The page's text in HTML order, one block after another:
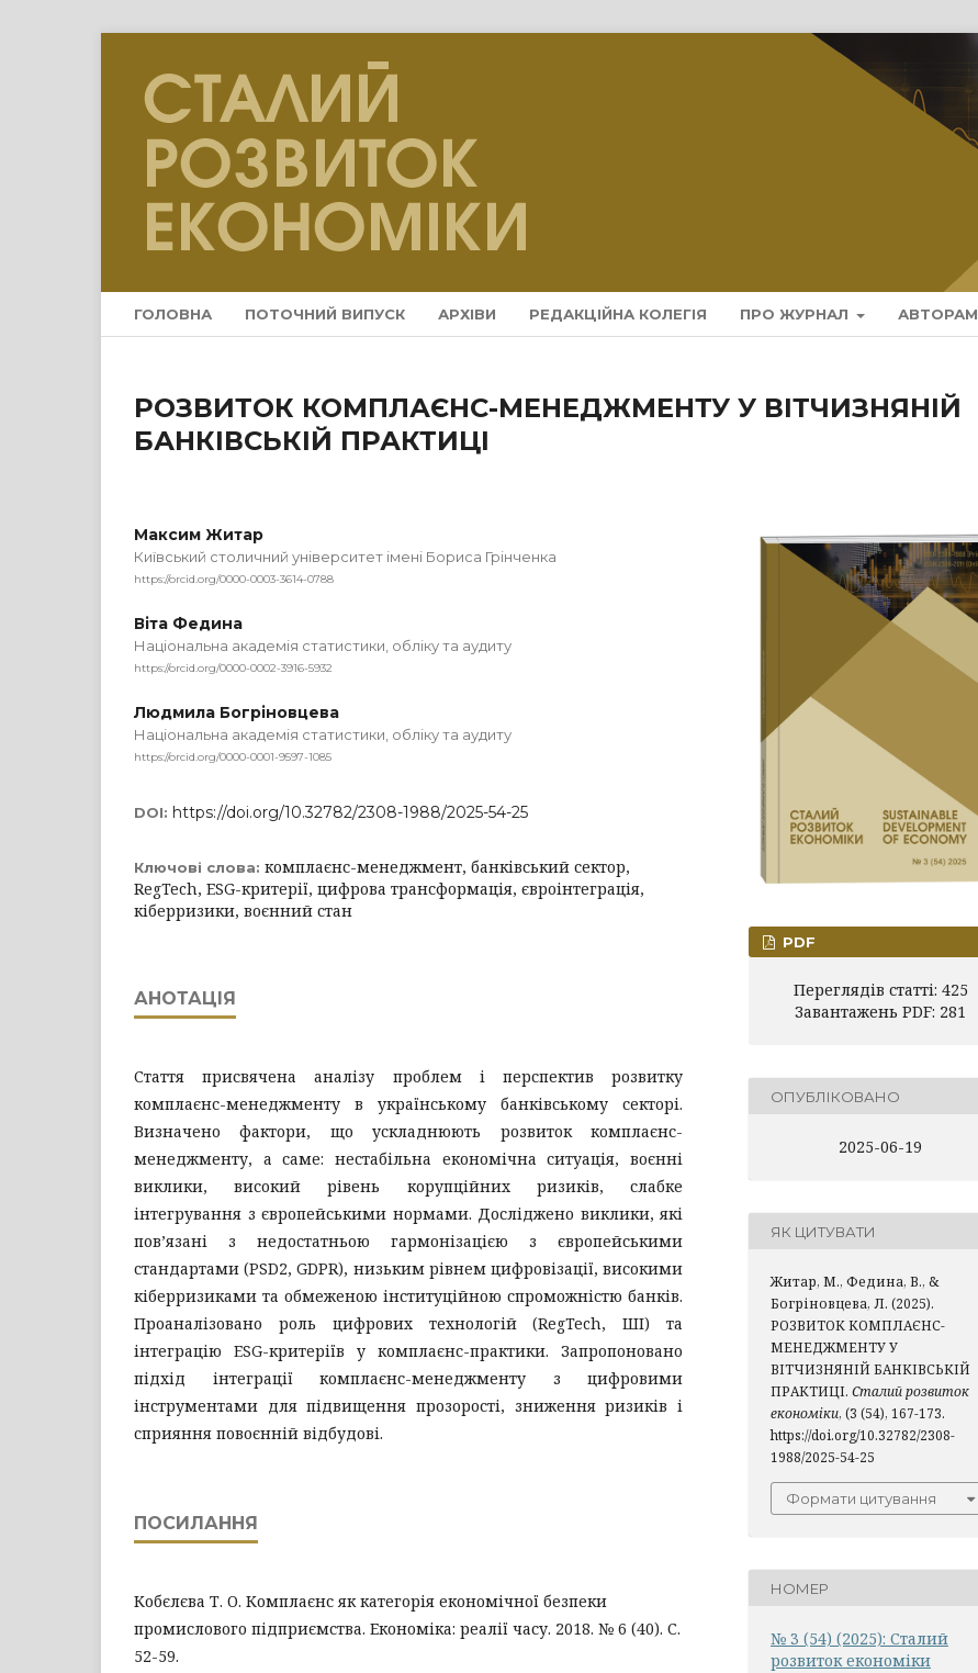
ГОЛОВНА ПОТОЧНИЙ ВИПУСК АРХІВИ РЕДАКЦІЙНА КОЛЕГІЯ ПРО ЖУРНАЛ АВТОРАМ
РОЗВИТОК КОМПЛАЄНС-МЕНЕДЖМЕНТУ У ВІТЧИЗНЯНІЙ
БАНКІВСЬКІЙ ПРАКТИЦІ
Максим Житар
Київський столичний університет імені Бориса Грінченка
https://orcid.org/0000-0003-3614-0788
Віта Федина
Національна академія статистики, обліку та аудиту
https://orcid.org/0000-0002-3916-5932
Людмила Богріновцева
Національна академія статистики, обліку та аудиту
https://orcid.org/0000-0001-9597-1085
DOI: https://doi.org/10.32782/2308-1988/2025-54-25
Ключові слова: комплаєнс-менеджмент, банківський сектор,
RegTech, ESG-критерії, цифрова трансформація, євроінтеграція,
кіберризики, воєнний стан
АНОТАЦІЯ
Стаття присвячена аналізу проблем і перспектив розвитку
комплаєнс-менеджменту в українському банківському секторі.
Визначено фактори, що ускладнюють розвиток комплаєнс-
менеджменту, а саме: нестабільна економічна ситуація, воєнні
виклики, високий рівень корупційних ризиків, слабке
інтегрування з європейськими нормами. Досліджено виклики, які
пов’язані з недостатньою гармонізацією з європейськими
стандартами (PSD2, GDPR), низьким рівнем цифровізації, високими
кіберризиками та обмеженою інституційною спроможністю банків.
Проаналізовано роль цифрових технологій (RegTech, ШІ) та
інтеграцію ESG-критеріїв у комплаєнс-практики. Запропоновано
підхід інтеграції комплаєнс-менеджменту з цифровими
інструментами для підвищення прозорості, зниження ризиків і
сприяння повоєнній відбудові.
ПОСИЛАННЯ
Кобєлєва Т. О. Комплаєнс як категорія економічної безпеки
промислового підприємства. Економіка: реалії часу. 2018. № 6 (40). С.
52-59.
PDF
Переглядів статті: 425
Завантажень PDF: 281
ОПУБЛІКОВАНО
2025-06-19
ЯК ЦИТУВАТИ
Житар, М., Федина, В., &
Богріновцева, Л. (2025).
РОЗВИТОК КОМПЛАЄНС-
МЕНЕДЖМЕНТУ У
ВІТЧИЗНЯНІЙ БАНКІВСЬКІЙ
ПРАКТИЦІ. Сталий розвиток
економіки, (3 (54), 167-173.
https://doi.org/10.32782/2308-
1988/2025-54-25
Формати цитування
НОМЕР
№ 3 (54) (2025): Сталий
розвиток економіки